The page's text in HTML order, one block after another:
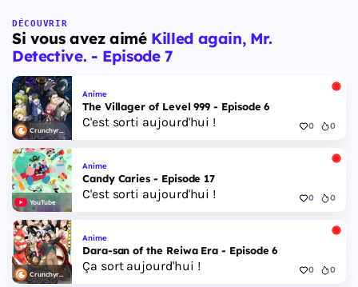
DÉCOUVRIR
Si vous avez aimé Killed again, Mr.
Detective. - Episode 7
Crunchyroll
Anime
The Villager of Level 999 - Episode 6
C'est sorti aujourd'hui ! 0 0
YouTube
Anime
Candy Caries - Episode 17
C'est sorti aujourd'hui ! 0 0
Crunchyroll
Anime
Dara-san of the Reiwa Era - Episode 6
Ça sort aujourd'hui ! 0 0